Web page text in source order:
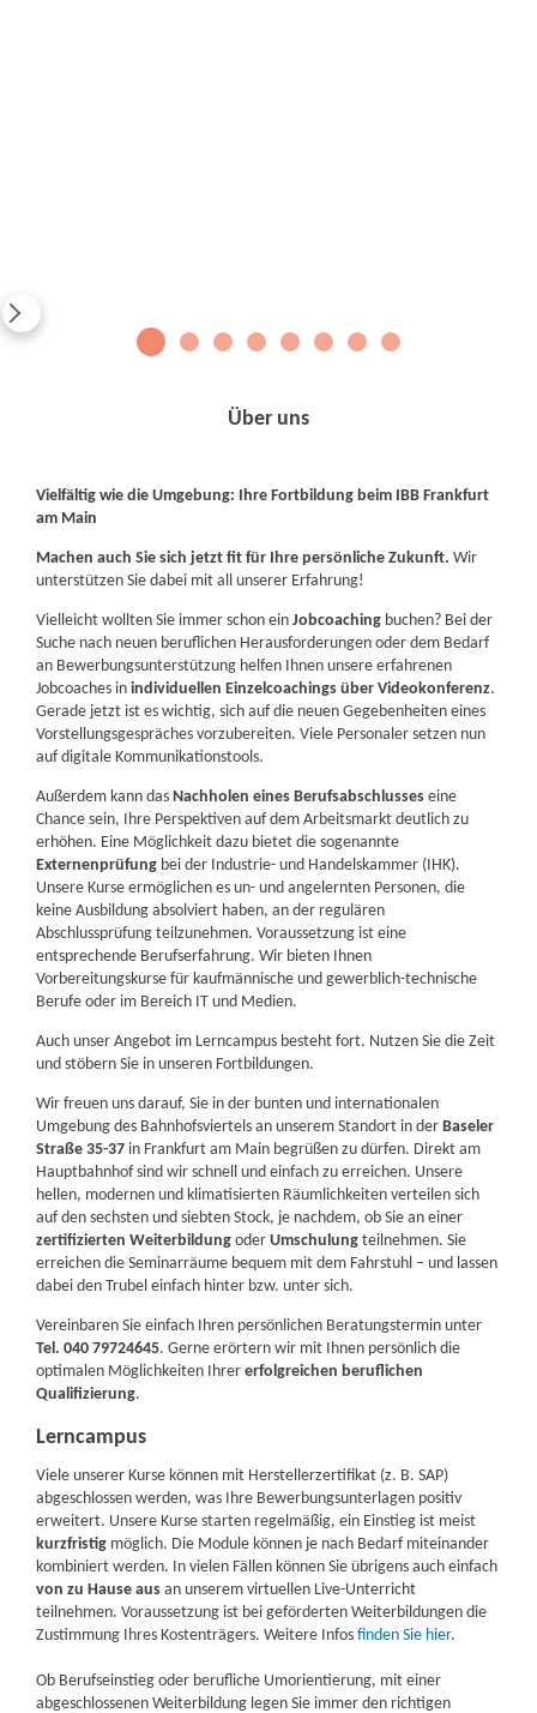
2 3 4 5 6 7 8
Über uns
Vielfältig wie die Umgebung: Ihre Fortbildung beim IBB Frankfurt
am Main
Machen auch Sie sich jetzt fit für Ihre persönliche Zukunft.Wir
unterstützen Sie dabei mit all unserer Erfahrung!
Vielleicht wollten Sie immer schon einJobcoaching buchen? Bei der
Suche nach neuen beruflichen Herausforderungen oder dem Bedarf
an Bewerbungsunterstützung helfen Ihnen unsere erfahrenen
Jobcoaches inindividuellen Einzelcoachings über Videokonferenz.
Gerade jetzt ist es wichtig, sich auf die neuen Gegebenheiten eines
Vorstellungsgespräches vorzubereiten. Viele Personaler setzen nun
auf digitale Kommunikationstools.
Außerdem kann dasNachholen eines Berufsabschlusses eine
Chance sein, Ihre Perspektiven auf dem Arbeitsmarkt deutlich zu
erhöhen. Eine Möglichkeit dazu bietet die sogenannte
Externenprüfung bei der Industrie- und Handelskammer (IHK).
Unsere Kurse ermöglichen es un- und angelernten Personen, die
keine Ausbildung absolviert haben, an der regulären
Abschlussprüfung teilzunehmen. Voraussetzung ist eine
entsprechende Berufserfahrung. Wir bieten Ihnen
Vorbereitungskurse für kaufmännische und gewerblich-technische
Berufe oder im Bereich IT und Medien.
Auch unser Angebot im Lerncampus besteht fort. Nutzen Sie die Zeit
und stöbern Sie in unseren Fortbildungen.
Wir freuen uns darauf, Sie in der bunten und internationalen
Umgebung des Bahnhofsviertels an unserem Standort in derBaseler
Straße 35-37 in Frankfurt am Main begrüßen zu dürfen. Direkt am
Hauptbahnhof sind wir schnell und einfach zu erreichen. Unsere
hellen, modernen und klimatisierten Räumlichkeiten verteilen sich
auf den sechsten und siebten Stock, je nachdem, ob Sie an einer
zertifizierten Weiterbildung oderUmschulung teilnehmen. Sie
erreichen die Seminarräume bequem mit dem Fahrstuhl – und lassen
dabei den Trubel einfach hinter bzw. unter sich.
Vereinbaren Sie einfach Ihren persönlichen Beratungstermin unter
Tel. 040 79724645. Gerne erörtern wir mit Ihnen persönlich die
optimalen Möglichkeiten Ihrererfolgreichen beruflichen
Qualifizierung.
Lerncampus
Viele unserer Kurse können mit Herstellerzertifikat (z. B. SAP)
abgeschlossen werden, was Ihre Bewerbungsunterlagen positiv
erweitert. Unsere Kurse starten regelmäßig, ein Einstieg ist meist
kurzfristig möglich. Die Module können je nach Bedarf miteinander
kombiniert werden. In vielen Fällen können Sie übrigens auch einfach
von zu Hause aus an unserem virtuellen Live-Unterricht
teilnehmen. Voraussetzung ist bei geförderten Weiterbildungen die
Zustimmung Ihres Kostenträgers. Weitere Infosfinden Sie hier.
Ob Berufseinstieg oder berufliche Umorientierung, mit einer
abgeschlossenen Weiterbildung legen Sie immer den richtigen